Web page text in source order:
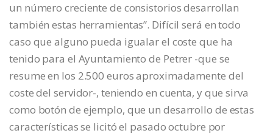
un número creciente de consistorios desarrollan
también estas herramientas”. Difícil será en todo
caso que alguno pueda igualar el coste que ha
tenido para el Ayuntamiento de Petrer -que se
resume en los 2.500 euros aproximadamente del
coste del servidor-, teniendo en cuenta, y que sirva
como botón de ejemplo, que un desarrollo de estas
características se licitó el pasado octubre por